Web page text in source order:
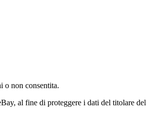
o non consentita.
al fine di proteggere i dati del titolare